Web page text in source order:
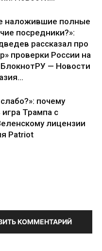
наложившие полные
посредники?»:
рассказал про
проверки России на
— Новости
почему
Трампа с
лицензии
Patriot
КОММЕНТАРИЙ